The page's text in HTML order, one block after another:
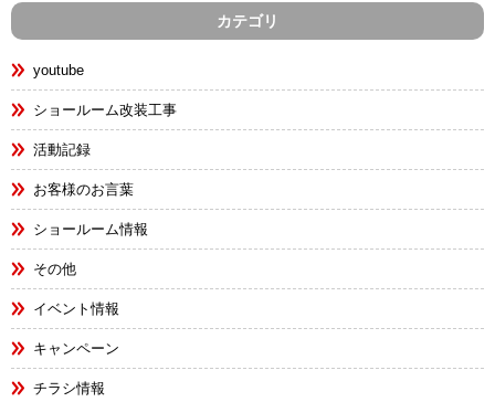
カテゴリ
youtube
ショールーム改装工事
活動記録
お客様のお言葉
ショールーム情報
その他
イベント情報
キャンペーン
チラシ情報